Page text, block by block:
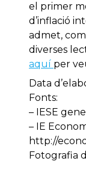
el primer
d’inflació
admet,
diverses
aquí per
Data
Fonts:
– IESE
– IE
http://
Fotografia